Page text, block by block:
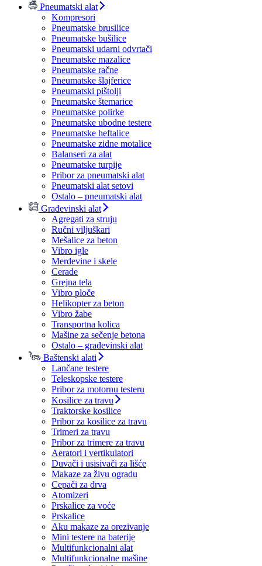
Pneumatski alat
Kompresori
Pneumatske brusilice
Pneumatske bušilice
Pneumatski udarni odvrtači
Pneumatske mazalice
Pneumatske račne
Pneumatske šlajferice
Pneumatski pištolji
Pneumatske štemarice
Pneumatske polirke
Pneumatske ubodne testere
Pneumatske heftalice
Pneumatske zidne motalice
Balanseri za alat
Pneumatske turpije
Pribor za pneumatski alat
Pneumatski alat setovi
Ostalo – pneumatski alat
Građevinski alat
Agregati za struju
Ručni viljuškari
Mešalice za beton
Vibro igle
Merdevine i skele
Cerade
Grejna tela
Vibro ploče
Helikopter za beton
Vibro žabe
Transportna kolica
Mašine za sečenje betona
Ostalo – građevinski alat
Baštenski alati
Lančane testere
Teleskopske testere
Pribor za motornu testeru
Kosilice za travu
Traktorske kosilice
Pribor za kosilice za travu
Trimeri za travu
Pribor za trimere za travu
Aeratori i vertikulatori
Duvači i usisivači za lišće
Makaze za živu ogradu
Cepači za drva
Atomizeri
Prskalice za voće
Prskalice
Aku makaze za orezivanje
Mini testere na baterije
Multifunkcionalni alat
Multifunkcionalne mašine